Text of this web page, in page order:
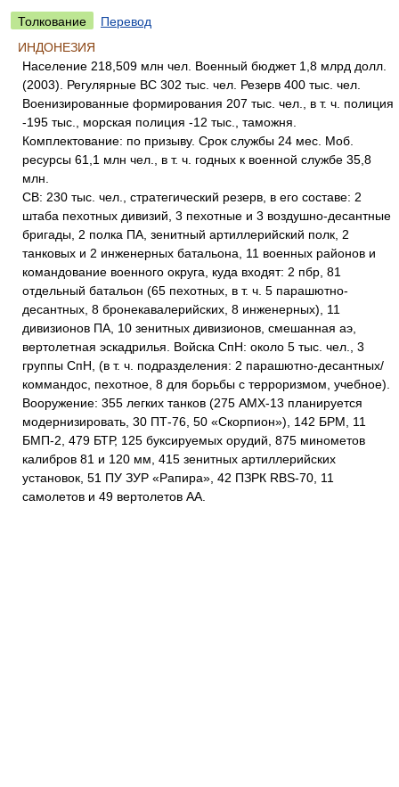
Толкование
Перевод
ИНДОНЕЗИЯ
Население 218,509 млн чел. Военный бюджет 1,8 млрд долл.
(2003). Регулярные ВС 302 тыс. чел. Резерв 400 тыс. чел.
Военизированные формирования 207 тыс. чел., в т. ч. полиция
-195 тыс., морская полиция -12 тыс., таможня.
Комплектование: по призыву. Срок службы 24 мес. Моб.
ресурсы 61,1 млн чел., в т. ч. годных к военной службе 35,8
млн.
СВ: 230 тыс. чел., стратегический резерв, в его составе: 2
штаба пехотных дивизий, 3 пехотные и 3 воздушно-десантные
бригады, 2 полка ПА, зенитный артиллерийский полк, 2
танковых и 2 инженерных батальона, 11 военных районов и
командование военного округа, куда входят: 2 пбр, 81
отдельный батальон (65 пехотных, в т. ч. 5 парашютно-
десантных, 8 бронекавалерийских, 8 инженерных), 11
дивизионов ПА, 10 зенитных дивизионов, смешанная аэ,
вертолетная эскадрилья. Войска СпН: около 5 тыс. чел., 3
группы СпН, (в т. ч. подразделения: 2 парашютно-десантных/
коммандос, пехотное, 8 для борьбы с терроризмом, учебное).
Вооружение: 355 легких танков (275 АМХ-13 планируется
модернизировать, 30 ПТ-76, 50 «Скорпион»), 142 БРМ, 11
БМП-2, 479 БТР, 125 буксируемых орудий, 875 минометов
калибров 81 и 120 мм, 415 зенитных артиллерийских
установок, 51 ПУ ЗУР «Рапира», 42 ПЗРК RBS-70, 11
самолетов и 49 вертолетов АА.